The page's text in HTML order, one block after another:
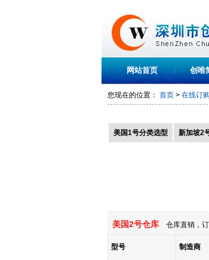
网站首页 创唯
您现在的位置： 首页 > 在线订购
美国1号分类选型 新加坡2
美国2号仓库 仓库直销，订
型号 制造商